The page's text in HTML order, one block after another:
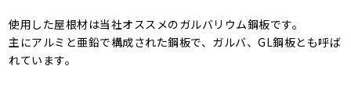
使用した屋根材は当社オススメのガルバリウム鋼板です。
主にアルミと亜鉛で構成された鋼板で、ガルバ、GL鋼板とも呼ば
れています。